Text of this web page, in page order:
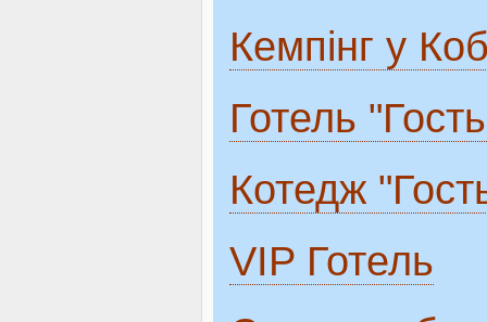
Кемпінг у
Готель
Котедж
VIP Готель